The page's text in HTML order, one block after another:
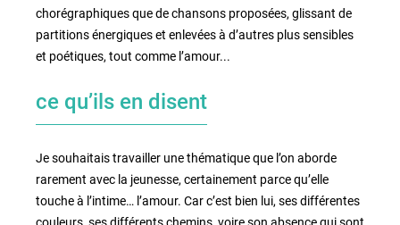
chorégraphiques que de chansons proposées, glissant de
partitions énergiques et enlevées à d’autres plus sensibles
et poétiques, tout comme l’amour...
ce qu’ils en disent
Je souhaitais travailler une thématique que l’on aborde
rarement avec la jeunesse, certainement parce qu’elle
touche à l’intime… l’amour. Car c’est bien lui, ses différentes